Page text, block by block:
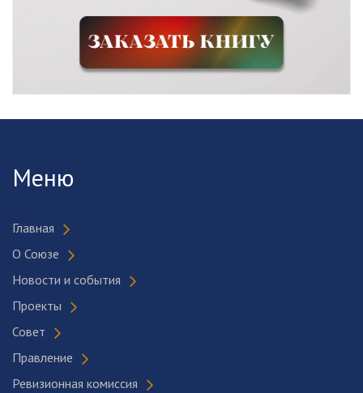
Меню
Главная
О Союзе
Новости и события
Проекты
Совет
Правление
Ревизионная комиссия